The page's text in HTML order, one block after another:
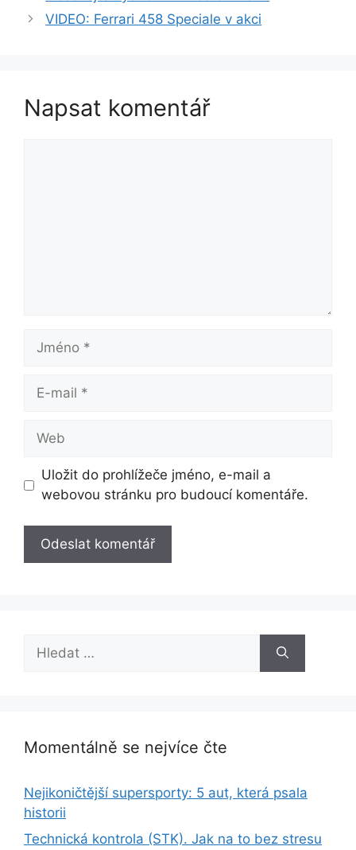
VIDEO: Ferrari 458 Speciale v akci
Napsat komentář
Jméno
Web
Uložit do prohlížeče jméno, e-mail a
webovou stránku pro budoucí komentáře.
Momentálně se nejvíce čte
Nejikoničtější supersporty: 5 aut, která psala
historii
Technická kontrola (STK). Jak na to bez stresu